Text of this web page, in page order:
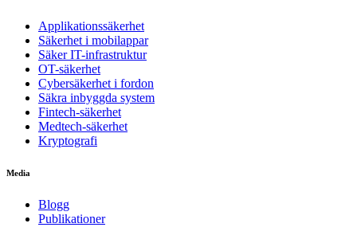
Applikationssäkerhet
Säkerhet i mobilappar
Säker IT-infrastruktur
OT-säkerhet
Cybersäkerhet i fordon
Säkra inbyggda system
Fintech-säkerhet
Medtech-säkerhet
Kryptografi
Media
Blogg
Publikationer